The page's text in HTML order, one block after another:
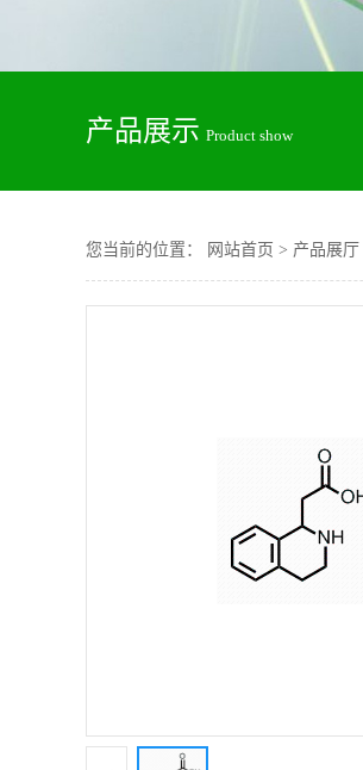
产品展示 Product show
您当前的位置： 网站首页 > 产品展厅